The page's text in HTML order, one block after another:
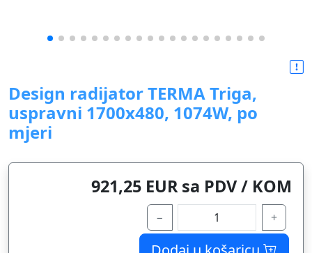
Design radijator TERMA Triga,
uspravni 1700x480, 1074W, po
mjeri
921,25 EUR sa PDV / KOM
− +